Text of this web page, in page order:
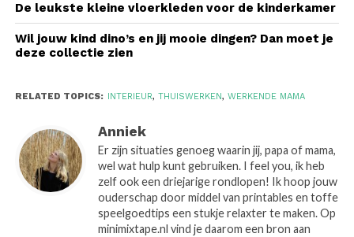
De leukste kleine vloerkleden voor de kinderkamer
Wil jouw kind dino’s en jij mooie dingen? Dan moet je
deze collectie zien
RELATED TOPICS: INTERIEUR, THUISWERKEN, WERKENDE MAMA
Anniek
Er zijn situaties genoeg waarin jij, papa of mama,
wel wat hulp kunt gebruiken. I feel you, ik heb
zelf ook een driejarige rondlopen! Ik hoop jouw
ouderschap door middel van printables en toffe
speelgoedtips een stukje relaxter te maken. Op
minimixtape.nl vind je daarom een bron aan